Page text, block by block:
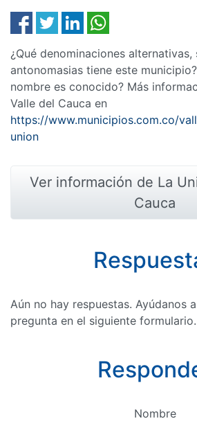
¿Qué denominaciones alternativas,
antonomasias tiene este
nombre es conocido? Más
Valle del Cauca en
https://www.municipios.com.co/
union
Ver información de La
Cauca
Aún no hay respuestas. Ayúdanos
pregunta en el siguiente formulario.
Nombre